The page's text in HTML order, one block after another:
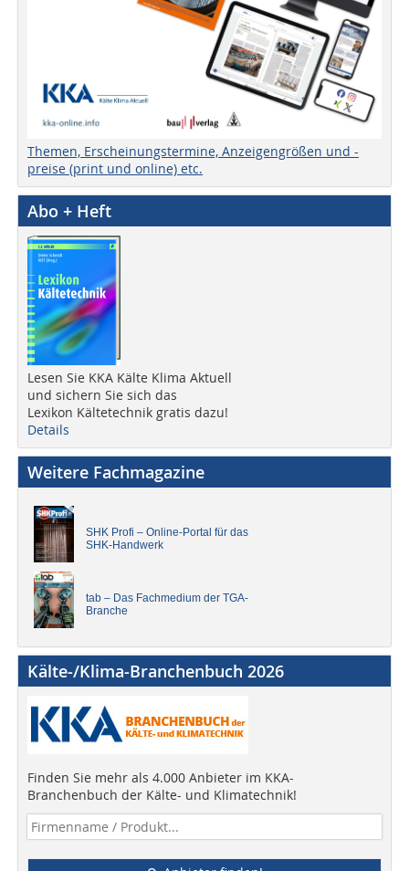
Themen, Erscheinungstermine, Anzeigengrößen und -
preise (print und online) etc.
Abo + Heft
Lesen Sie KKA Kälte Klima Aktuell
und sichern Sie sich das
Lexikon Kältetechnik gratis dazu!
Details
Weitere Fachmagazine
SHK Profi – Online-Portal für das
SHK-Handwerk
tab – Das Fachmedium der TGA-
Branche
Kälte-/Klima-Branchenbuch 2026
Finden Sie mehr als 4.000 Anbieter im KKA-
Branchenbuch der Kälte- und Klimatechnik!